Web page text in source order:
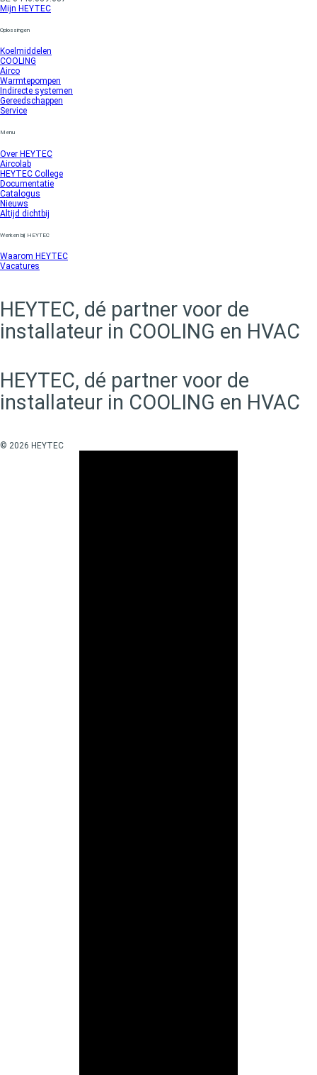
Mijn HEYTEC
Oplossingen
Koelmiddelen
COOLING
Airco
Warmtepompen
Indirecte systemen
Gereedschappen
Service
Menu
Over HEYTEC
Aircolab
HEYTEC College
Documentatie
Catalogus
Nieuws
Altijd dichtbij
Werken bij HEYTEC
Waarom HEYTEC
Vacatures
HEYTEC, dé partner voor de
installateur in COOLING en HVAC
HEYTEC, dé partner voor de
installateur in COOLING en HVAC
© 2026 HEYTEC